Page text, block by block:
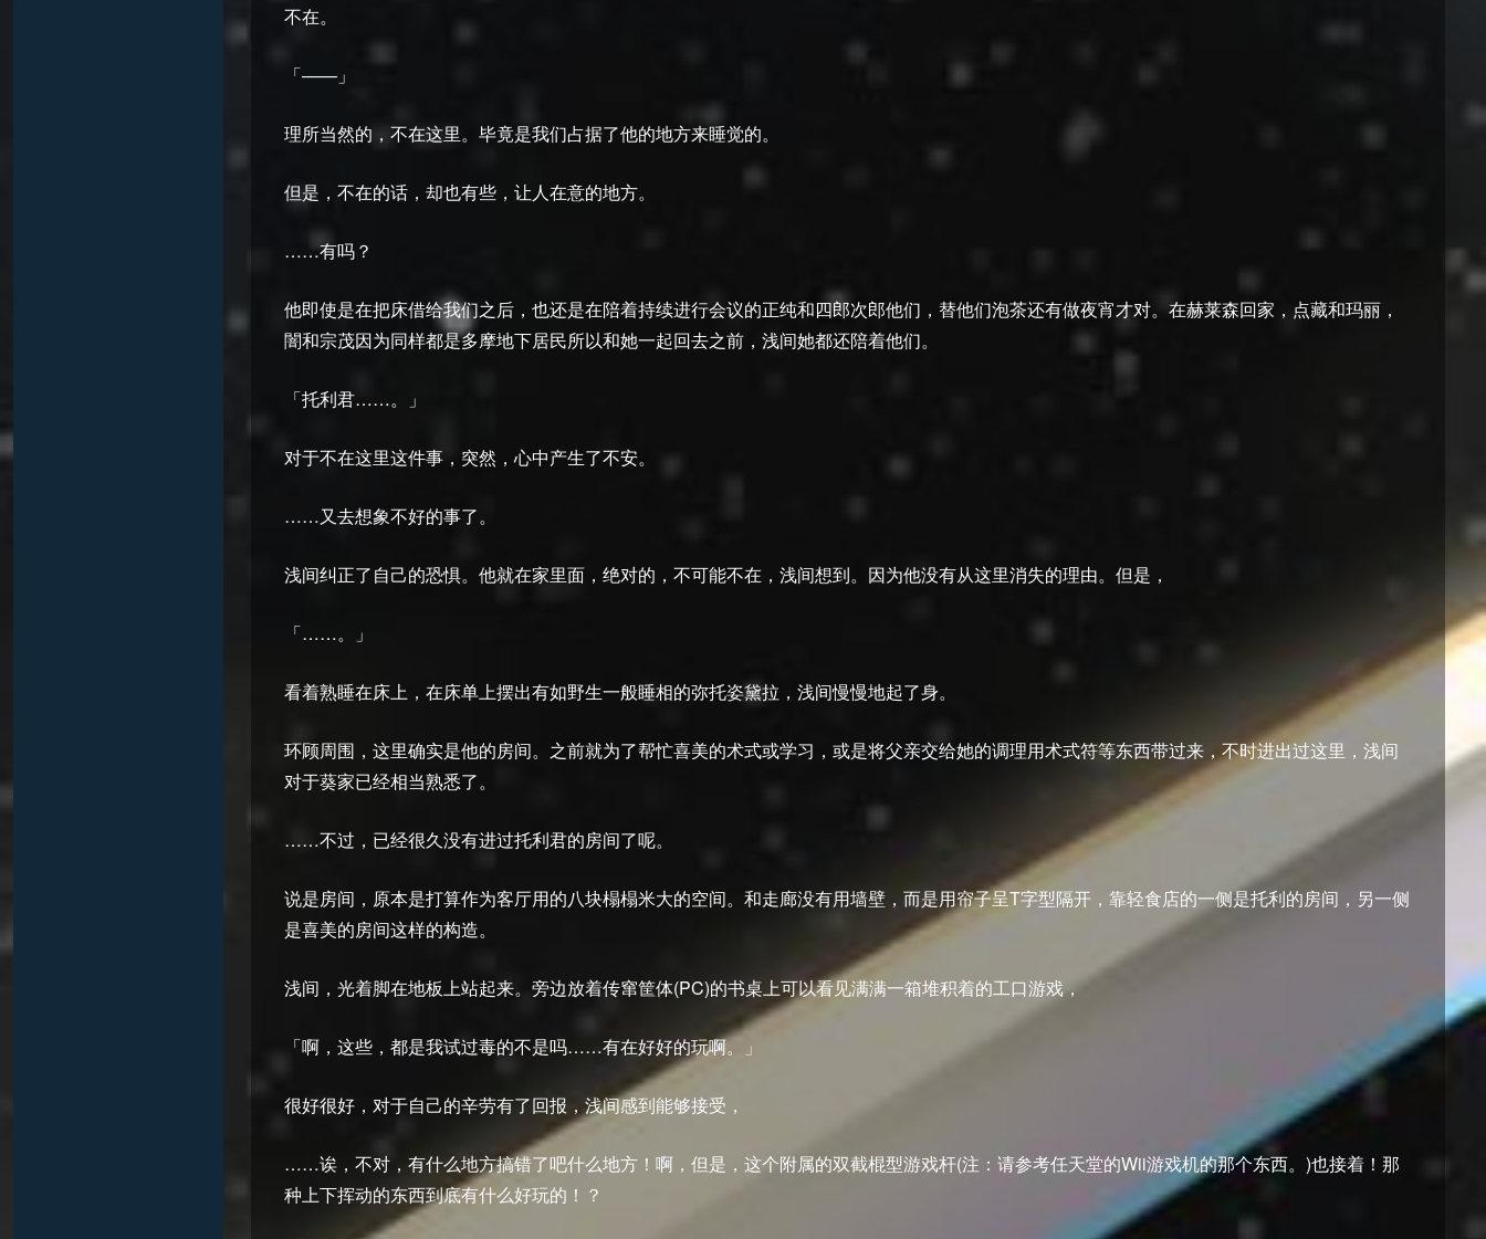
不在。
「——」
理所当然的，不在这里。毕竟是我们占据了他的地方来睡觉的。
但是，不在的话，却也有些，让人在意的地方。
……有吗？
他即使是在把床借给我们之后，也还是在陪着持续进行会议的正纯和四郎次郎他们，替他们泡茶还有做夜宵才对。在赫莱森回家，点藏和玛丽，
闇和宗茂因为同样都是多摩地下居民所以和她一起回去之前，浅间她都还陪着他们。
「托利君……。」
对于不在这里这件事，突然，心中产生了不安。
……又去想象不好的事了。
浅间纠正了自己的恐惧。他就在家里面，绝对的，不可能不在，浅间想到。因为他没有从这里消失的理由。但是，
「……。」
看着熟睡在床上，在床单上摆出有如野生一般睡相的弥托姿黛拉，浅间慢慢地起了身。
环顾周围，这里确实是他的房间。之前就为了帮忙喜美的术式或学习，或是将父亲交给她的调理用术式符等东西带过来，不时进出过这里，浅间
对于葵家已经相当熟悉了。
……不过，已经很久没有进过托利君的房间了呢。
说是房间，原本是打算作为客厅用的八块榻榻米大的空间。和走廊没有用墙壁，而是用帘子呈T字型隔开，靠轻食店的一侧是托利的房间，另一侧
是喜美的房间这样的构造。
浅间，光着脚在地板上站起来。旁边放着传窜筐体(PC)的书桌上可以看见满满一箱堆积着的工口游戏，
「啊，这些，都是我试过毒的不是吗……有在好好的玩啊。」
很好很好，对于自己的辛劳有了回报，浅间感到能够接受，
……诶，不对，有什么地方搞错了吧什么地方！啊，但是，这个附属的双截棍型游戏杆(注：请参考任天堂的Wii游戏机的那个东西。)也接着！那
种上下挥动的东西到底有什么好玩的！？